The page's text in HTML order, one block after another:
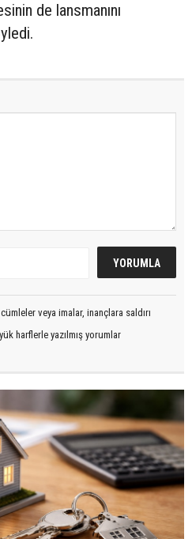
de lansmanını
veya imalar, inançlara saldırı
harflerle yazılmış yorumlar